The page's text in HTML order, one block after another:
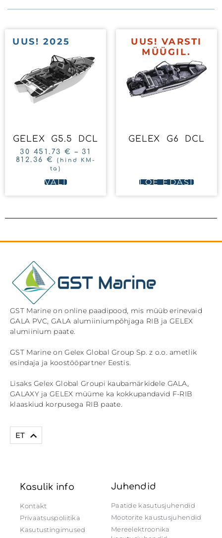
UUS! 2025
GELEX G5.5 DCL
30 451.73 € – 31
812.36 €
(hind KM-
ta)
VALI
UUS! VARSTI
MÜÜGIL.
GELEX G6 DCL
LOE EDASI
GST Marine on online paadipood, mis müüb erinevaid
GALA PVC, GALA alumiiniumpõhjaga RIB ja GELEX
alumiinium paate.
GST Marine on Gelex Global Group Sp. z o.o. ametlik
esindaja ja koostööpartner Eestis.
Lisaks Gelex Global Groupi kaubamärkidele GALA,
GALAXY ja GELEX müüme ka kokkupandavid F-RIB
klaaskiud korpusega RIB paate.
ET
EN
Kasulik info
Kontakt
Privaatsuspoliitika
Kasutustingimused
Juhendid
Paatide kasutusjuhendid
Mootorite kaustusjuhendid
Mereelektroonika